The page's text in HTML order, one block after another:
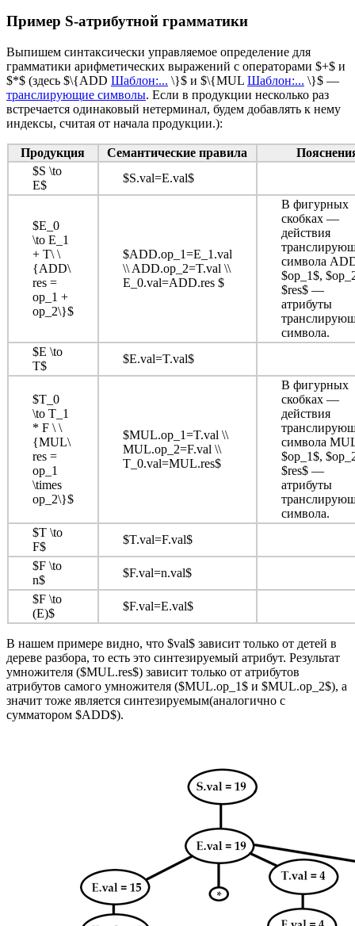
Пример S-атрибутной грамматики
Выпишем синтаксически управляемое определение для
грамматики арифметических выражений с операторами $+$ и
$*$ (здесь $\{ADD Шаблон:... \}$ и $\{MUL Шаблон:... \}$ —
транслирующие символы. Если в продукции несколько раз
встречается одинаковый нетерминал, будем добавлять к нему
индексы, считая от начала продукции.):
Продукция Семантические правила
$S \to
E$
$S.val=E.val$
$E_0
\to E_1
+ T\ \
{ADD\
res =
op_1 +
op_2\}$
$ADD.op_1=E_1.val
\\ ADD.op_2=T.val \\
E_0.val=ADD.res $
В фигурных
скобках —
действия
символа
$op_1$,
$res$ —
атрибуты
символа.
$E \to
T$
$E.val=T.val$
$T_0
\to T_1
* F \ \
{MUL\
res =
op_1
\times
op_2\}$
$MUL.op_1=T.val \\
MUL.op_2=F.val \\
T_0.val=MUL.res$
В фигурных
скобках —
действия
символа
$op_1$,
$res$ —
атрибуты
символа.
$T \to
F$
$T.val=F.val$
$F \to
n$
$F.val=n.val$
$F \to
(E)$
$F.val=E.val$
В нашем примере видно, что $val$ зависит только от детей в
дереве разбора, то есть это синтезируемый атрибут. Результат
умножителя ($MUL.res$) зависит только от атрибутов
атрибутов самого умножителя ($MUL.op_1$ и $MUL.op_2$), а
значит тоже является синтезируемым(аналогично с
сумматором $ADD$).